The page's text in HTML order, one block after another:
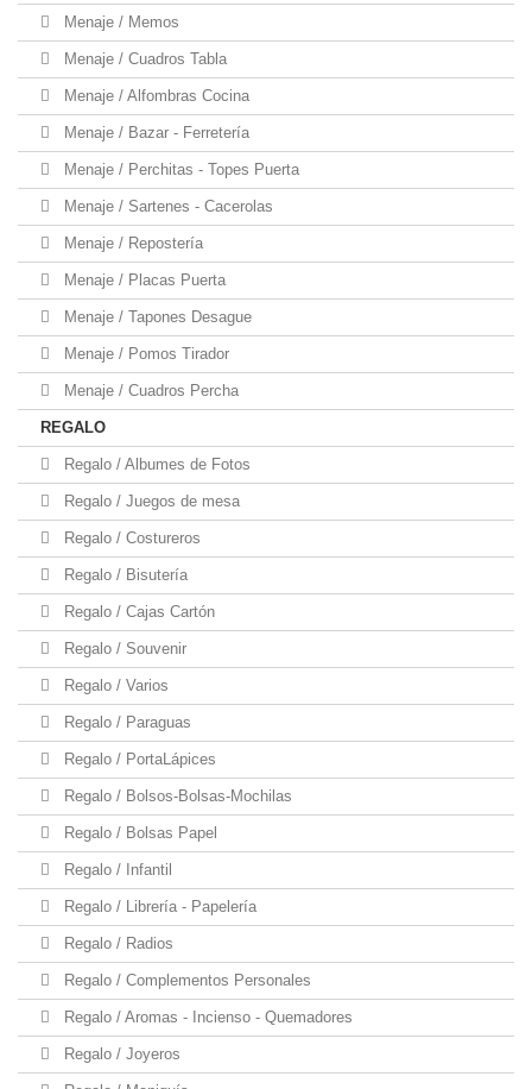
Menaje / Memos
Menaje / Cuadros Tabla
Menaje / Alfombras Cocina
Menaje / Bazar - Ferretería
Menaje / Perchitas - Topes Puerta
Menaje / Sartenes - Cacerolas
Menaje / Repostería
Menaje / Placas Puerta
Menaje / Tapones Desague
Menaje / Pomos Tirador
Menaje / Cuadros Percha
REGALO
Regalo / Albumes de Fotos
Regalo / Juegos de mesa
Regalo / Costureros
Regalo / Bisutería
Regalo / Cajas Cartón
Regalo / Souvenir
Regalo / Varios
Regalo / Paraguas
Regalo / PortaLápices
Regalo / Bolsos-Bolsas-Mochilas
Regalo / Bolsas Papel
Regalo / Infantil
Regalo / Librería - Papelería
Regalo / Radios
Regalo / Complementos Personales
Regalo / Aromas - Incienso - Quemadores
Regalo / Joyeros